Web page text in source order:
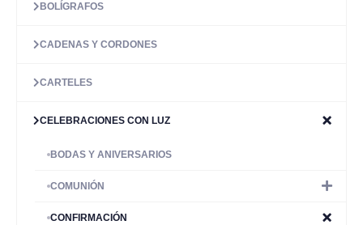
BOLÍGRAFOS
CADENAS Y CORDONES
CARTELES
CELEBRACIONES CON LUZ
BODAS Y ANIVERSARIOS
COMUNIÓN
CONFIRMACIÓN